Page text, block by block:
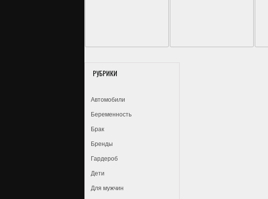
РУБРИКИ
Автомобили
Беременность
Брак
Бренды
Гардероб
Дети
Для мужчин